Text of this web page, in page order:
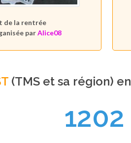
de la rentrée
parAlice08
(TMS et sa région) en
1202